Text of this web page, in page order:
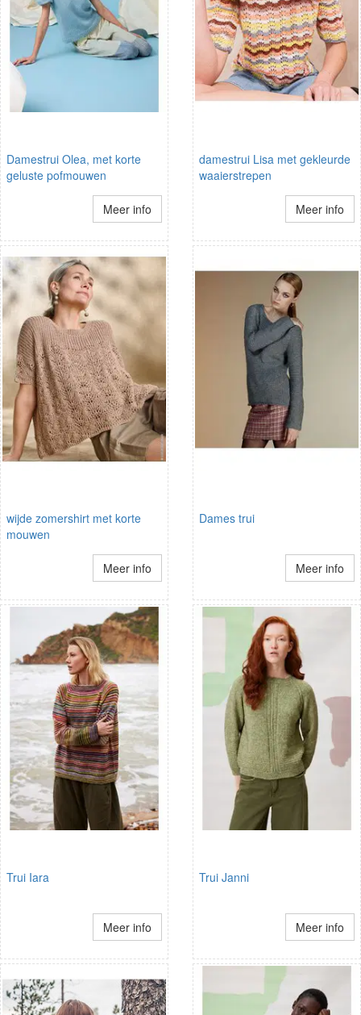
Damestrui Olea, met korte
geluste pofmouwen
Meer info
damestrui Lisa met gekleurde
waaierstrepen
Meer info
wijde zomershirt met korte
mouwen
Meer info
Dames trui
Meer info
Trui Iara
Meer info
Trui Janni
Meer info